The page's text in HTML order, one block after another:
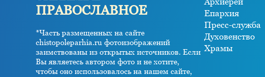
ПРАВОСЛАВНОЕ
*Часть размещенных на сайте
chistopoleparhia.ru фотоизображений
заимствованы из открытых источников. Если
Вы являетесь автором фото и не хотите,
чтобы оно использовалось на нашем сайте,
Епархия
Пресс-служба
Духовенство
Храмы